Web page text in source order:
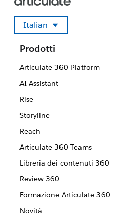
Italian
Seleziona la tua lingua
Prodotti
Articulate 360 Platform
AI Assistant
Rise
Storyline
Reach
Articulate 360 Teams
Libreria dei contenuti 360
Review 360
Formazione Articulate 360
Novità